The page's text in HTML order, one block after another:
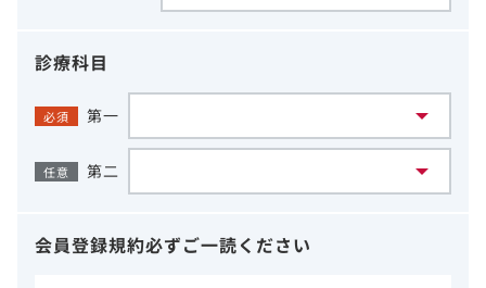
診療科目
必須 第一
任意 第二
会員登録規約必ずご一読ください